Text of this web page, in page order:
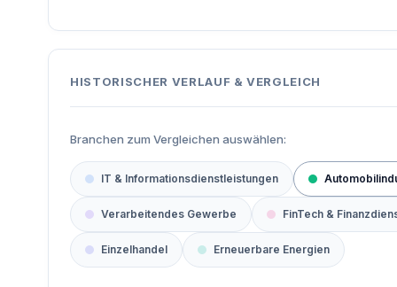
HISTORISCHER VERLAUF & VERGLEICH
Branchen zum Vergleichen auswählen:
IT & Informationsdienstleistungen
Verarbeitendes Gewerbe FinTech &
Einzelhandel Erneuerbare Energien